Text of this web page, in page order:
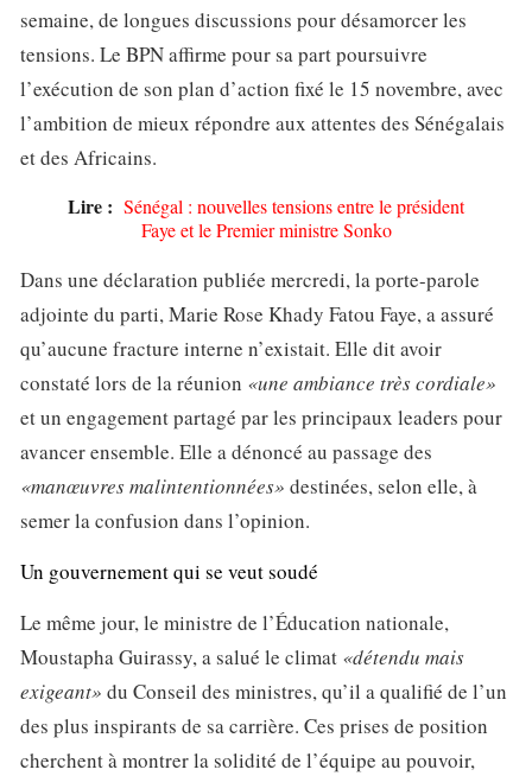
semaine, de longues discussions pour désamorcer les
tensions. Le BPN affirme pour sa part poursuivre
l’exécution de son plan d’action fixé le 15 novembre, avec
l’ambition de mieux répondre aux attentes des Sénégalais
et des Africains.
Lire : Sénégal : nouvelles tensions entre le président
Faye et le Premier ministre Sonko
Dans une déclaration publiée mercredi, la porte-parole
adjointe du parti, Marie Rose Khady Fatou Faye, a assuré
qu’aucune fracture interne n’existait. Elle dit avoir
constaté lors de la réunion «une ambiance très cordiale»
et un engagement partagé par les principaux leaders pour
avancer ensemble. Elle a dénoncé au passage des
«manœuvres malintentionnées» destinées, selon elle, à
semer la confusion dans l’opinion.
Un gouvernement qui se veut soudé
Le même jour, le ministre de l’Éducation nationale,
Moustapha Guirassy, a salué le climat «détendu mais
exigeant» du Conseil des ministres, qu’il a qualifié de l’un
des plus inspirants de sa carrière. Ces prises de position
cherchent à montrer la solidité de l’équipe au pouvoir,